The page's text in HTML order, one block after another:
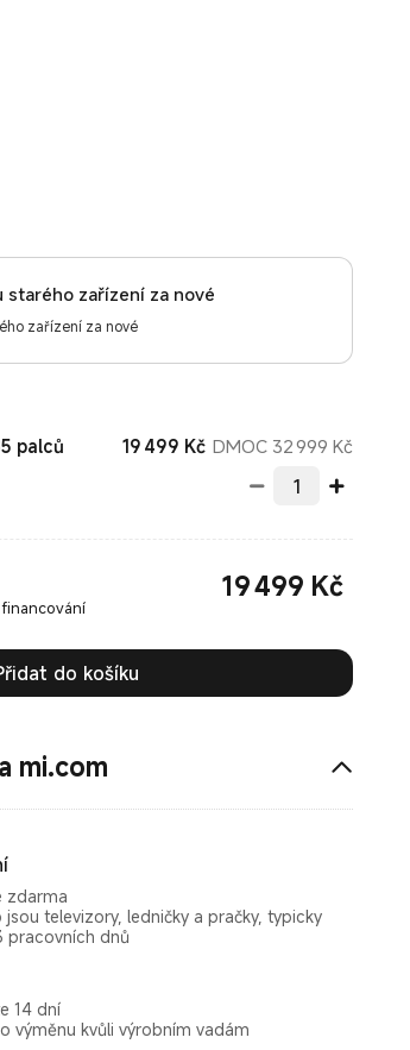
starého zařízení za nové
zařízení za nové
palců 19 499 KčCurrent Price
DMOC 32 999 Kč
19 499 Kč
do košíku
mi.com
zdarma
televizory, ledničky a pračky, typicky
pracovních dnů
14 dní
výměnu kvůli výrobním vadám